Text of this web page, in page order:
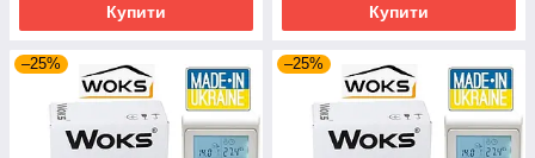
Купити Купити
–25% –25%